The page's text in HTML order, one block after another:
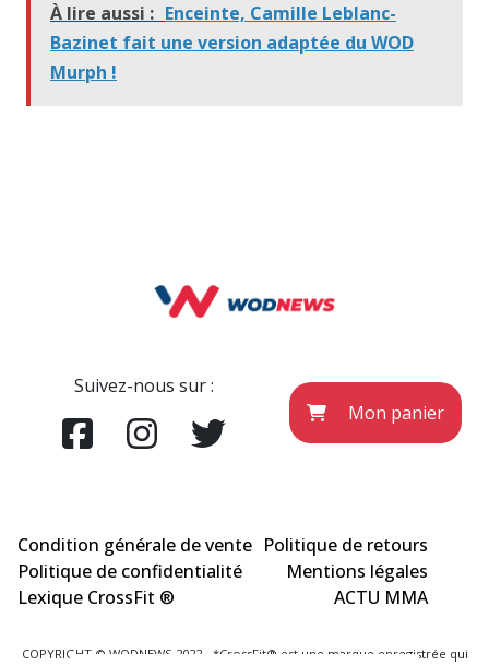
À lire aussi : Enceinte, Camille Leblanc-
Bazinet fait une version adaptée du WOD
Murph !
Suivez-nous sur :
Mon panier
Condition générale de vente Politique de retours
Politique de confidentialité
Mentions légales
Lexique CrossFit ®
ACTU MMA
COPYRIGHT © WODNEWS 2022 - *CrossFit® est une marque enregistrée qui